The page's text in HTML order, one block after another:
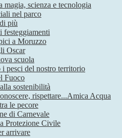
magia, scienza e tecnologia
nel parco
più
festeggiamenti
a Moruzzo
Oscar
scuola
i pesci del nostro territorio
Fuoco
sostenibilità
rispettare...Amica Acqua
le pecore
di Carnevale
Protezione Civile
arrivare